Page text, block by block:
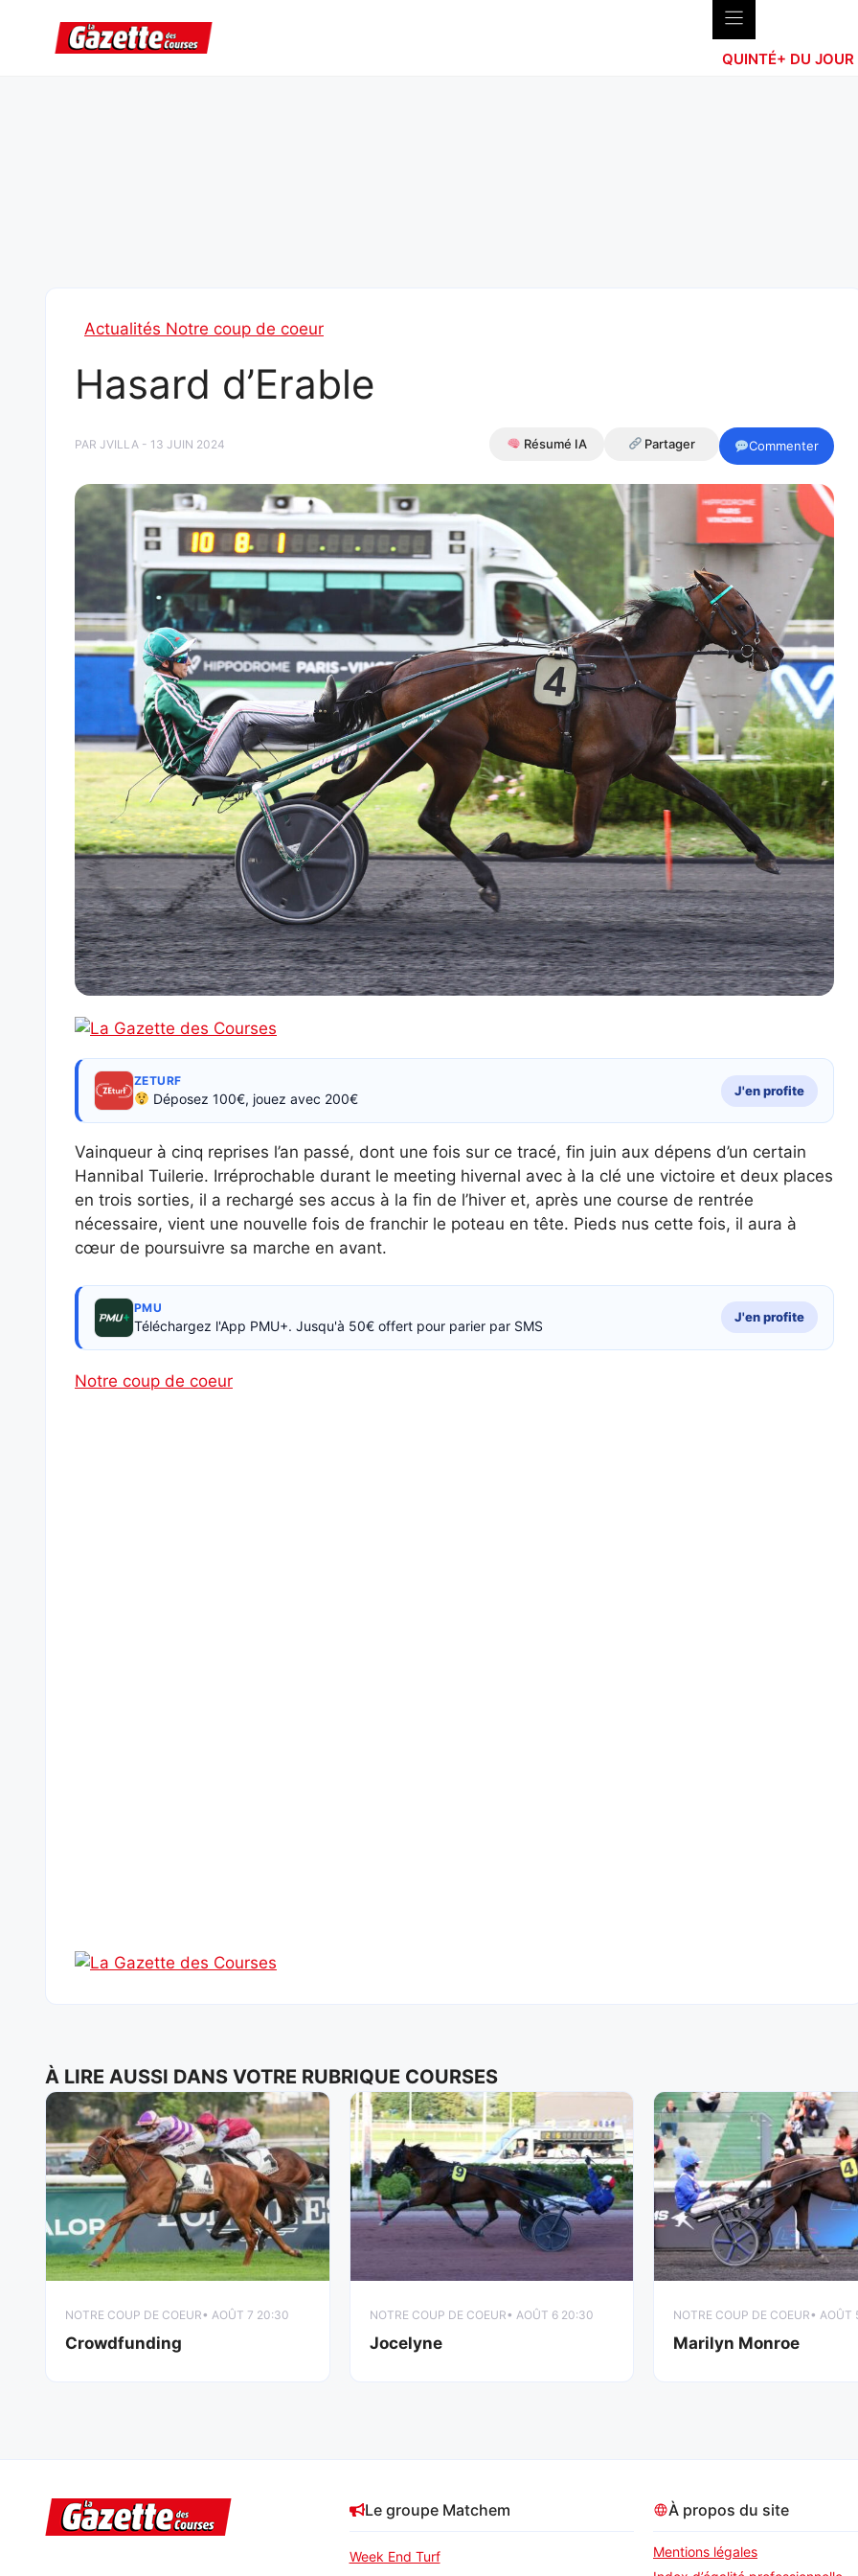
contenu
QUINTÉ+ DU JOUR
Actualités Notre coup de coeur
Hasard d’Erable
PAR JVILLA - 13 JUIN 2024 Résumé IA Partager Commenter
ZETURF
Déposez 100€, jouez avec 200€
J'en profite
Vainqueur à cinq reprises l’an passé, dont une fois sur ce tracé, fin juin aux dépens d’un certain
Hannibal Tuilerie. Irréprochable durant le meeting hivernal avec à la clé une victoire et deux places
en trois sorties, il a rechargé ses accus à la fin de l’hiver et, après une course de rentrée
nécessaire, vient une nouvelle fois de franchir le poteau en tête. Pieds nus cette fois, il aura à
cœur de poursuivre sa marche en avant.
PMU
Téléchargez l'App PMU+. Jusqu'à 50€ offert pour parier par SMS
J'en profite
Notre coup de coeur
À LIRE AUSSI DANS VOTRE RUBRIQUE COURSES
NOTRE COUP DE COEUR• AOÛT 7 20:30
Crowdfunding
NOTRE COUP DE COEUR• AOÛT 6 20:30
Jocelyne
NOTRE COUP DE COEUR• AOÛT
Marilyn Monroe
Le groupe Matchem
Week End Turf
À propos du site
Mentions légales